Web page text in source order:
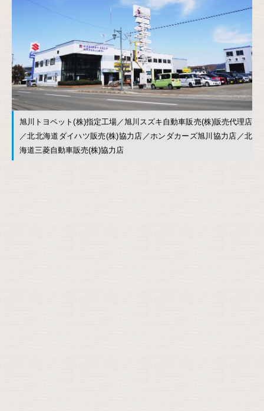
旭川トヨペット(株)指定工場／旭川スズキ自動車販売(株)販売代理店
／北北海道ダイハツ販売(株)協力店／ホンダカーズ旭川協力店／北
海道三菱自動車販売(株)協力店